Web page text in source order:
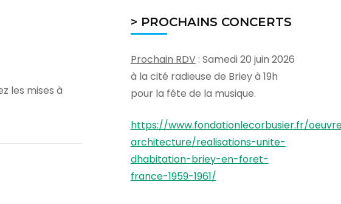
les mises à
> PROCHAINS CONCERTS
Prochain RDV: Samedi 20 juin 2026
à la cité radieuse de Briey à 19h
pour la fête de la musique.
https://www.fondationlecorbusier.fr/
architecture/realisations-unite-
dhabitation-briey-en-foret-
france-1959-1961/